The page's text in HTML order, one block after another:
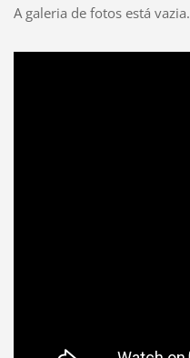
A galeria de fotos está vazia.